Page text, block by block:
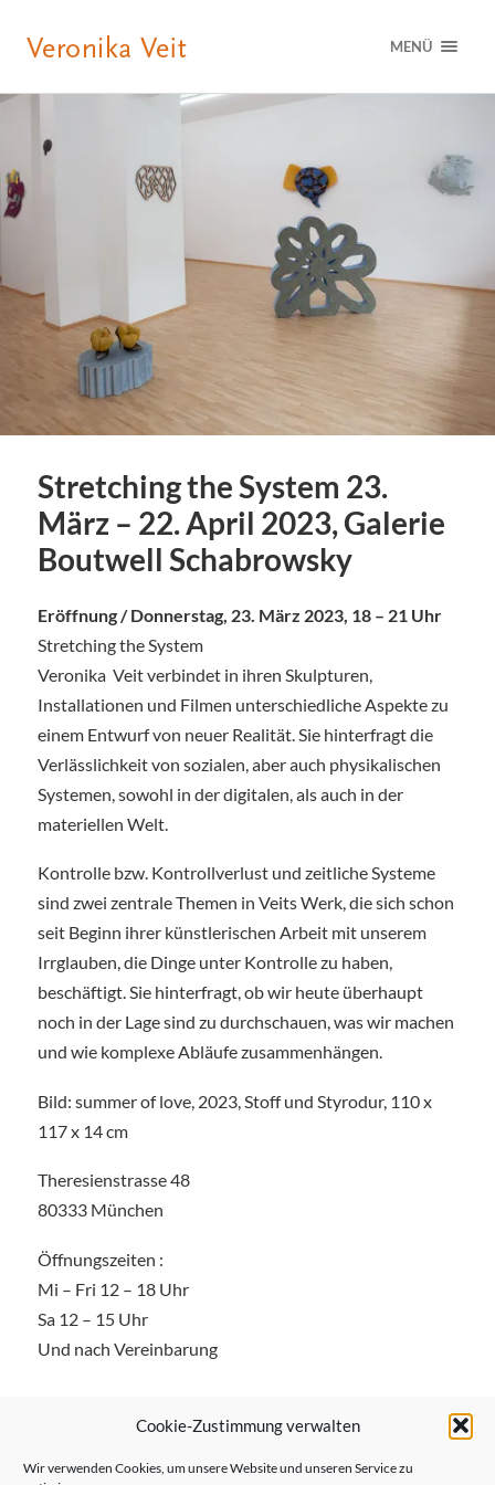
Cookie-Zustimmung verwalten
Wir verwenden Cookies, um unsere Website und unseren Service zu
MENÜ
Stretching the System 23.
März – 22. April 2023, Galerie
Boutwell Schabrowsky
Eröffnung / Donnerstag, 23. März 2023, 18 – 21 Uhr
Stretching the System
Veronika Veit verbindet in ihren Skulpturen,
Installationen und Filmen unterschiedliche Aspekte zu
einem Entwurf von neuer Realität. Sie hinterfragt die
Verlässlichkeit von sozialen, aber auch physikalischen
Systemen, sowohl in der digitalen, als auch in der
materiellen Welt.
Kontrolle bzw. Kontrollverlust und zeitliche Systeme
sind zwei zentrale Themen in Veits Werk, die sich schon
seit Beginn ihrer künstlerischen Arbeit mit unserem
Irrglauben, die Dinge unter Kontrolle zu haben,
beschäftigt. Sie hinterfragt, ob wir heute überhaupt
noch in der Lage sind zu durchschauen, was wir machen
und wie komplexe Abläufe zusammenhängen.
Bild: summer of love, 2023, Stoff und Styrodur, 110 x
117 x 14 cm
Theresienstrasse 48
80333 München
Öffnungszeiten :
Mi – Fri 12 – 18 Uhr
​Sa 12 – 15 Uhr
Und nach Vereinbarung